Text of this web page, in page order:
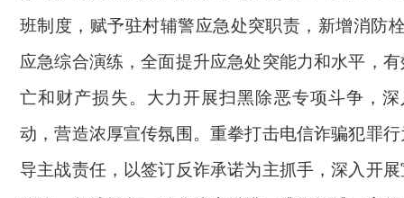
班制度，赋予驻村辅警应急处突职责，新增消防
应急综合演练，全面提升应急处突能力和水平，
亡和财产损失。 大力开展扫黑除恶专项斗争 ，深
动，营造浓厚宣传氛围 。重拳打击电信诈骗犯罪
导主战责任，以签订反诈承诺为主抓手，深入开